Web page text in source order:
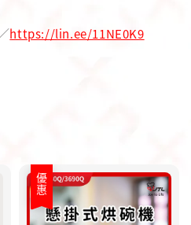
https://lin.ee/11NE0K9
優惠